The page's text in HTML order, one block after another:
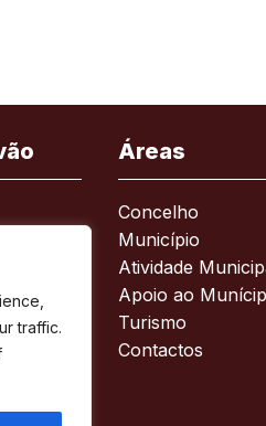
traffic.
Áreas
Concelho
Município
Atividade
Apoio ao
Turismo
Contactos